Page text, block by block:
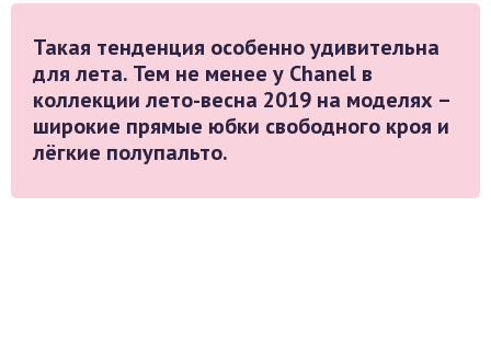
Такая тенденция особенно удивительна
для лета. Тем не менее у Chanel в
коллекции лето-весна 2019 на моделях –
широкие прямые юбки свободного кроя и
лёгкие полупальто.